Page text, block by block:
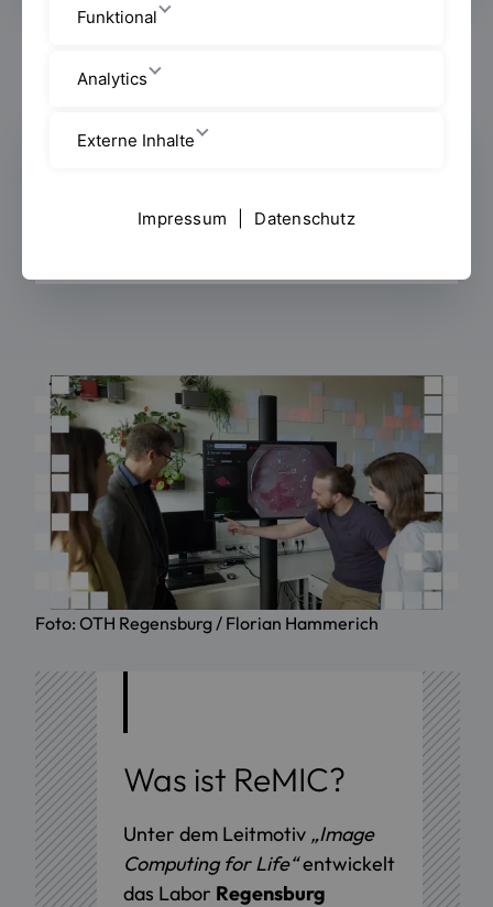
Foto: OTH Regensburg / Florian Hammerich
Was ist ReMIC?
Unter dem Leitmotiv „Image
Computing for Life“entwickelt
das Labor Regensburg
Funktional
Analytics
Externe Inhalte
Impressum Datenschutz